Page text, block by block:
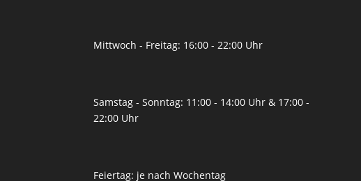
Mittwoch - Freitag: 16:00 - 22:00 Uhr
Samstag - Sonntag: 11:00 - 14:00 Uhr & 17:00 -
22:00 Uhr
Feiertag: je nach Wochentag